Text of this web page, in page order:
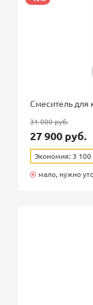
Смеситель для
31 000 руб.
27 900 руб.
Экономия: 3 100
мало, нужно